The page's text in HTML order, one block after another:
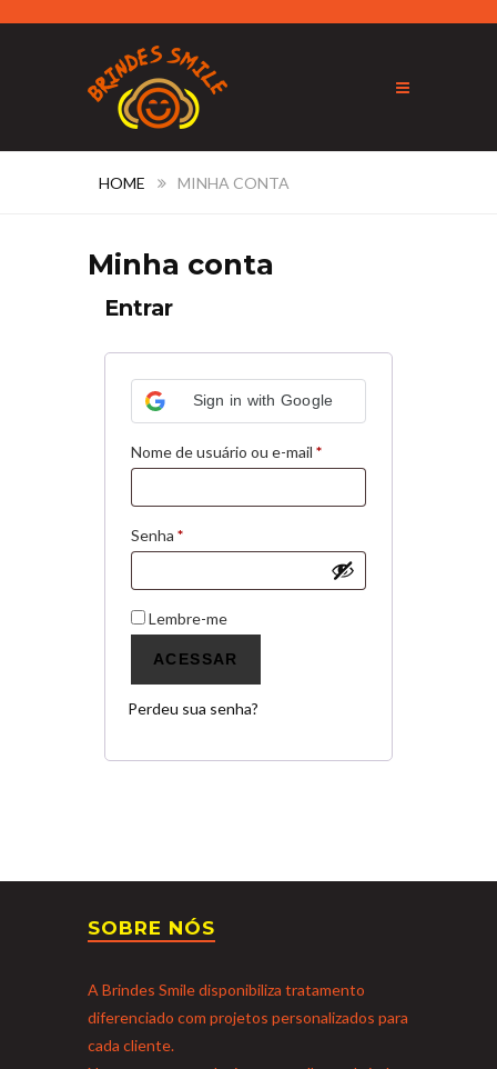
HOME MINHA CONTA
Minha conta
Entrar
Sign in with Google
Nome de usuário ou e-mail *Obrigatório
Senha *Obrigatório
Lembre-me
ACESSAR
Perdeu sua senha?
SOBRE NÓS
A Brindes Smile disponibiliza tratamento
diferenciado com projetos personalizados para
cada cliente.